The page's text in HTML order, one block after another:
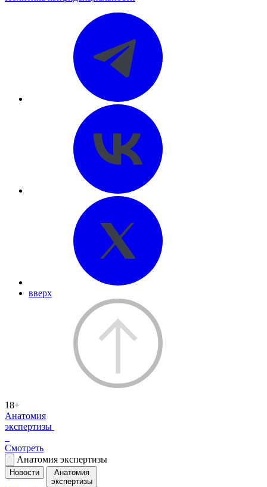
вверх
18+
Анатомия
экспертизы
Смотреть
Анатомия экспертизы
Новости
Анатомия
экспертизы